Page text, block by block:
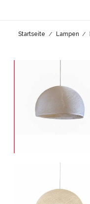
Startseite Lampen